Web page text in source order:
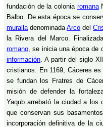
fundación de la colonia romana
Balbo. De esta época se
muralladenominadaArco del
la Rivera del Marco.
romano, se inicia una época de
información. A partir del siglo
cristianos. En 1169, Cáceres
se fundan los Fratres de
misión de defender la
Yaqub arrebató la ciudad a los
que conservan sus
incorporación definitiva de la